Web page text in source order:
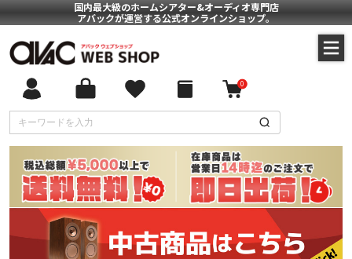
国内最大級のホームシアター&オーディオ専門店
アバックが運営する公式オンラインショップ。
0